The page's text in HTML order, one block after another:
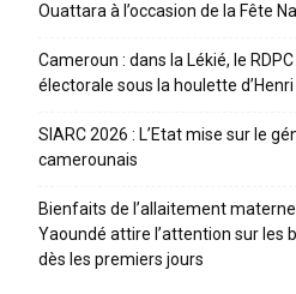
Ouattara à l’occasion de la Fête
Cameroun : dans la Lékié, le
électorale sous la houlette
SIARC 2026 : L’Etat mise sur le
camerounais
Bienfaits de l’allaitement
Yaoundé attire l’attention sur les
dès les premiers jours